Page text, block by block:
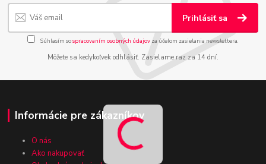
Prihlásiť sa
Súhlasím sospracovaním osobných údajov za účelom zasielania newslettera.
Môžete sa kedykoľvek odhlásiť. Zasielame raz za 14 dní.
Informácie pre zákazníkov
O nás
Ako nakupovať